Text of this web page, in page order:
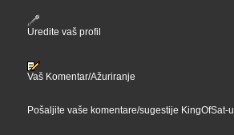
Uredite vaš profil
Vaš Komentar/Ažuriranje
Pošaljite vaše komentare/sugestije KingOfSat-u